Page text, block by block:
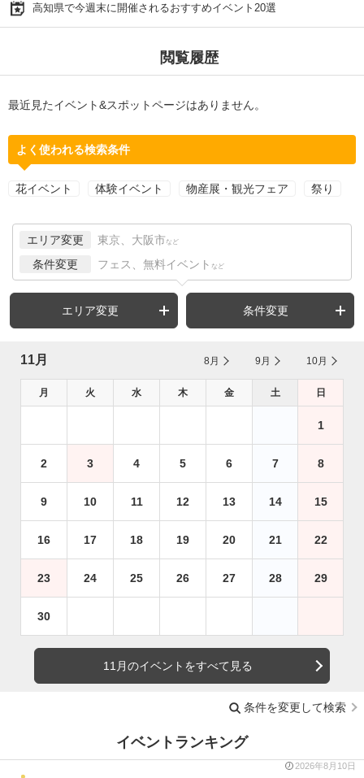
高知県で今週末に開催されるおすすめイベント20選
閲覧履歴
最近見たイベント&スポットページはありません。
よく使われる検索条件
花イベント 体験イベント 物産展・観光フェア 祭り
エリア変更 東京、大阪市 など
条件変更 フェス、無料イベント など
エリア変更 条件変更
11月 8月 9月 10月
月 火 水 木 金 土 日
1
2 3 4 5 6 7 8
9 10 11 12 13 14 15
16 17 18 19 20 21 22
23 24 25 26 27 28 29
30
11月のイベントをすべて見る
条件を変更して検索
イベントランキング
2026年8月10日